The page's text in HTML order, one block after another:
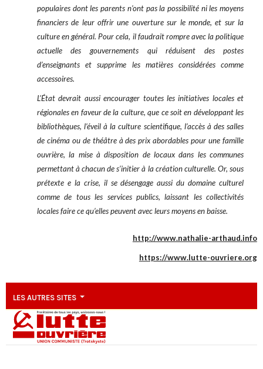
populaires dont les parents n’ont pas la possibilité ni les moyens
financiers de leur offrir une ouverture sur le monde, et sur la
culture en général. Pour cela, il faudrait rompre avec la politique
actuelle des gouvernements qui réduisent des postes
d’enseignants et supprime les matières considérées comme
accessoires.
L’État devrait aussi encourager toutes les initiatives locales et
régionales en faveur de la culture, que ce soit en développant les
bibliothèques, l’éveil à la culture scientifique, l’accès à des salles
de cinéma ou de théâtre à des prix abordables pour une famille
ouvrière, la mise à disposition de locaux dans les communes
permettant à chacun de s’initier à la création culturelle. Or, sous
prétexte e la crise, il se désengage aussi du domaine culturel
comme de tous les services publics, laissant les collectivités
locales faire ce qu’elles peuvent avec leurs moyens en baisse.
http://www.nathalie-arthaud.info
https://www.lutte-ouvriere.org